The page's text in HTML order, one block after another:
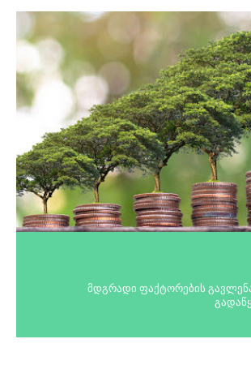
მდგრადი ფაქტორების